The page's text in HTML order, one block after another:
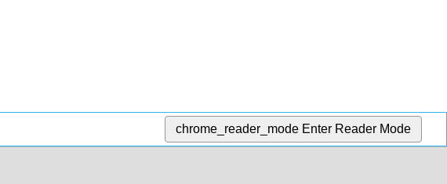
chrome_reader_mode Enter Reader Mode